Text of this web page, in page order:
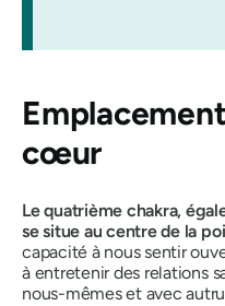
cœur
Le quatrième chakra,
se situe au centre de la
capacité à nous sentir
à entretenir des relations
nous-mêmes et avec